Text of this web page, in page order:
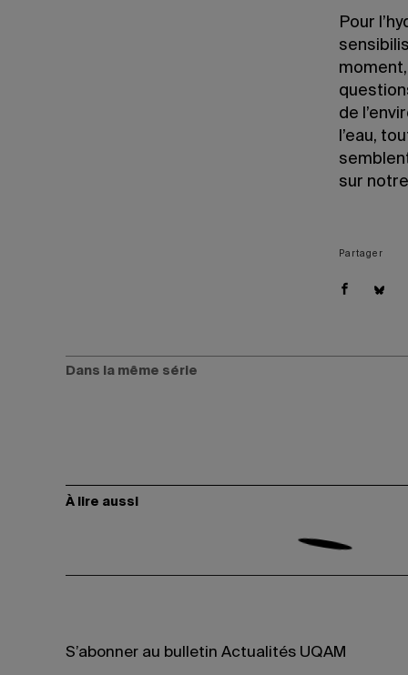
Pour
de
l’eau,
sur
Partager
Dans la même série
À lire aussi
S’abonner au bulletin Actualités UQAM